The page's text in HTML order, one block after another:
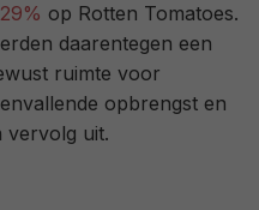
29% op Rotten Tomatoes.
daarentegen een
ruimte voor
opbrengst en
vervolg uit.